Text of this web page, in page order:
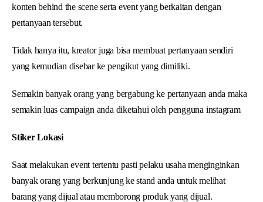
konten behind the scene serta event yang berkaitan dengan
pertanyaan tersebut.
Tidak hanya itu, kreator juga bisa membuat pertanyaan sendiri
yang kemudian disebar ke pengikut yang dimiliki.
Semakin banyak orang yang bergabung ke pertanyaan anda maka
semakin luas campaign anda diketahui oleh pengguna instagram
Stiker Lokasi
Saat melakukan event tertentu pasti pelaku usaha menginginkan
banyak orang yang berkunjung ke stand anda untuk melihat
barang yang dijual atau memborong produk yang dijual.